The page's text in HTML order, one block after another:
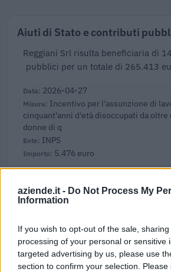
aziende.it - Do Not Process My
Information
If you wish to opt-out of the sale,
processing of your personal or sensitive
targeted advertising by us, please use
section to confirm your selection.
Aiuti di Stato e contributi
Reggiani Srl risulta beneficiaria di
pubblici per un totale di 265.413
2026-04-27
Incentivo per l'assunzione di
cinquant'anni d'età disoccupati da oltre
donne di q
INPS
5.476 euro
Esonero dal versamento dei
per l'assunzione di giovani lavoratori (
inps
15.850 euro
2025-12-05